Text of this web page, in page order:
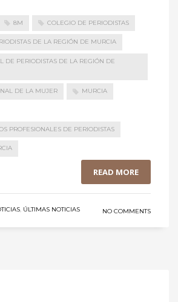
8M COLEGIO DE PERIODISTAS
DE LA REGIÓN DE MURCIA
DE PERIODISTAS DE LA REGIÓN DE
DE LA MUJER MURCIA
PROFESIONALES DE PERIODISTAS
READ MORE
, ÚLTIMAS NOTICIAS NO COMMENTS